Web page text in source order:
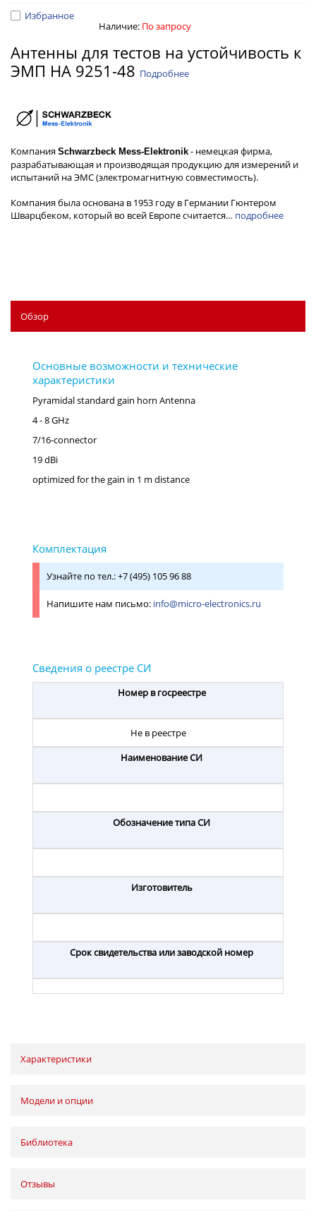
Избранное
Наличие: По запросу
Антенны для тестов на устойчивость к
ЭМП HA 9251-48 Подробнее
Компания Schwarzbeck Mess-Elektronik - немецкая фирма,
разрабатывающая и производящая продукцию для измерений и
испытаний на ЭМС (электромагнитную совместимость).
Компания была основана в 1953 году в Германии Гюнтером
Шварцбеком, который во всей Европе считается… подробнее
Обзор
Pyramidal standard gain horn Antenna
4 - 8 GHz
7/16-connector
19 dBi
optimized for the gain in 1 m distance
Узнайте по тел.: +7 (495) 105 96 88
Напишите нам письмо: info@micro-electronics.ru
Номер в госреестре
Не в реестре
Наименование СИ
Обозначение типа СИ
Изготовитель
Срок свидетельства или заводской номер
Характеристики
Модели и опции
Библиотека
Отзывы